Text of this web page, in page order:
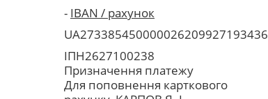
- IBAN / рахунок
UA273385450000026209927193436
ІПН2627100238
Призначення платежу
Для поповнення карткового